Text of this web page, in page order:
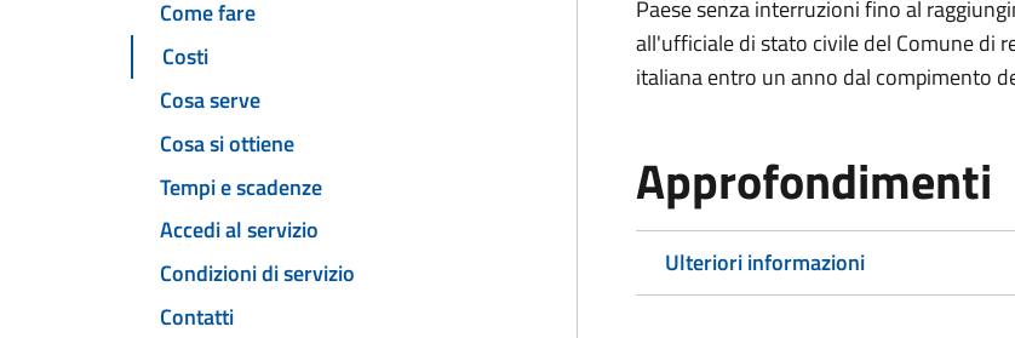
Come fare
Costi
Cosa serve
Cosa si ottiene
Tempi e scadenze
Accedi al servizio
Condizioni di servizio
Contatti
Paese senza interruzioni fino al
all'ufficiale di stato civile del Comune di
italiana entro un anno dal compimento
Approfondimenti
Ulteriori informazioni